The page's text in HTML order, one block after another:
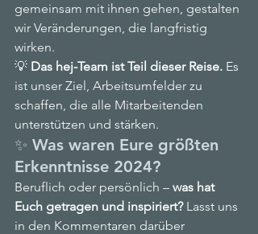
gemeinsam mit ihnen gehen, gestalten
wir Veränderungen, die langfristig
wirken.
💡 Das hej-Team ist Teil dieser Reise. Es
ist unser Ziel, Arbeitsumfelder zu
schaffen, die alle Mitarbeitenden
unterstützen und stärken.
✨ Was waren Eure größten
Erkenntnisse 2024?
Beruflich oder persönlich – was hat
Euch getragen und inspiriert? Lasst uns
in den Kommentaren darüber